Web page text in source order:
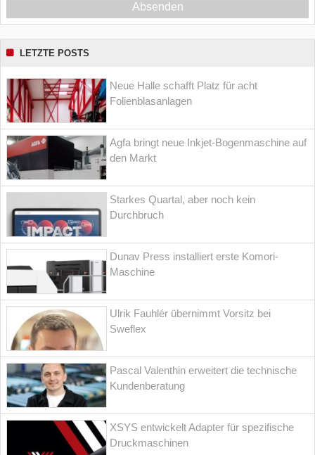
Absenden
LETZTE POSTS
Neue Halle schafft Platz für acht
Folienblasanlagen
Agfa bringt neue Inkjet-Bogenmaschine auf
den Markt
Starkes Quartal, aber noch kein
Durchbruch
Dunav Press installiert erste Komori-
Maschine
Ulrik Fauhlér übernimmt Vorsitz bei
Sweflex
Pascal Valenthin erweitert die technische
Kundenberatung
XSYS entwickelt Adapter für spezifische
Druckmaschinen